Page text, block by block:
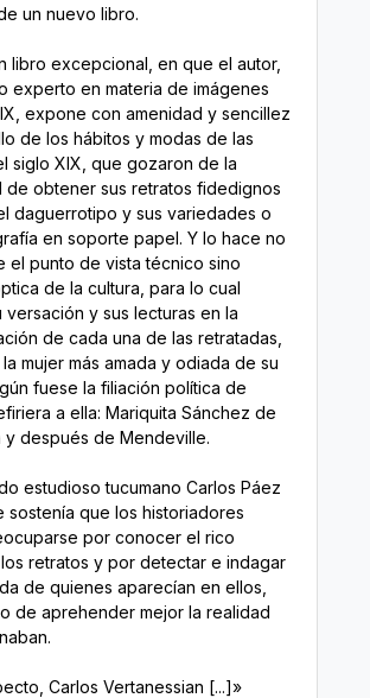
un nuevo libro.
libro excepcional, en que el autor,
experto en materia de imágenes
expone con amenidad y sencillez
de los hábitos y modas de las
siglo XIX, que gozaron de la
de obtener sus retratos fidedignos
daguerrotipo y sus variedades o
en soporte papel. Y lo hace no
el punto de vista técnico sino
de la cultura, para lo cual
versación y sus lecturas en la
de cada una de las retratadas,
mujer más amada y odiada de su
fuese la filiación política de
a ella: Mariquita Sánchez de
y después de Mendeville.
estudioso tucumano Carlos Páez
sostenía que los historiadores
por conocer el rico
retratos y por detectar e indagar
de quienes aparecían en ellos,
de aprehender mejor la realidad
Carlos Vertanessian [...]»